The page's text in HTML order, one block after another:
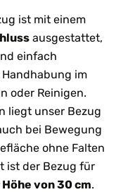
ist mit einem
ausgestattet,
einfach
im
oder Reinigen.
liegt unser Bezug
bei Bewegung
ohne Falten
ist der Bezug für
von 30 cm.